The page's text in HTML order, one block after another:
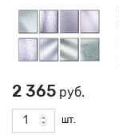
2 365 руб.
шт.